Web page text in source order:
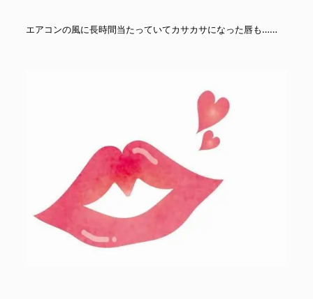
エアコンの風に長時間当たっていてカサカサになった唇も……